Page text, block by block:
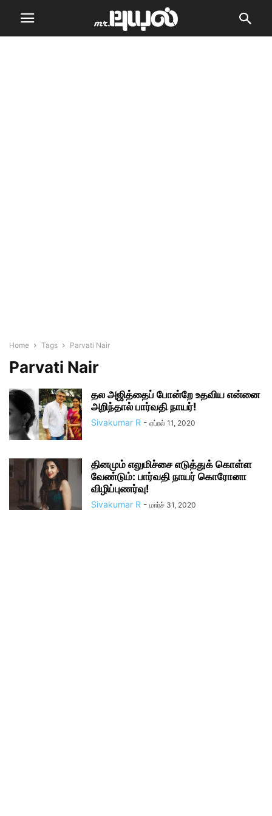
Home Tags Parvati Nair
Parvati Nair
தல அஜித்தைப் போன்றே உதவிய என்னை
அறிந்தால் பார்வதி நாயர்!
Sivakumar R - ஏப்ரல் 11, 2020
தினமும் எலுமிச்சை எடுத்துக் கொள்ள
வேண்டும்: பார்வதி நாயர் கொரோனா
விழிப்புணர்வு!
Sivakumar R - மார்ச் 31, 2020